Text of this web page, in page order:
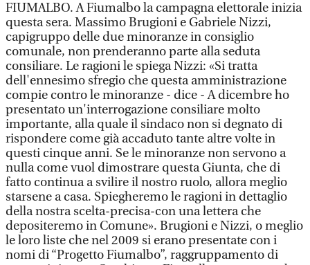
FIUMALBO. A Fiumalbo la campagna elettorale inizia
questa sera. Massimo Brugioni e Gabriele Nizzi,
capigruppo delle due minoranze in consiglio
comunale, non prenderanno parte alla seduta
consiliare. Le ragioni le spiega Nizzi: «Si tratta
dell'ennesimo sfregio che questa amministrazione
compie contro le minoranze - dice - A dicembre ho
presentato un'interrogazione consiliare molto
importante, alla quale il sindaco non si degnato di
rispondere come già accaduto tante altre volte in
questi cinque anni. Se le minoranze non servono a
nulla come vuol dimostrare questa Giunta, che di
fatto continua a svilire il nostro ruolo, allora meglio
starsene a casa. Spiegheremo le ragioni in dettaglio
della nostra scelta-precisa-con una lettera che
depositeremo in Comune». Brugioni e Nizzi, o meglio
le loro liste che nel 2009 si erano presentate con i
nomi di “Progetto Fiumalbo”, raggruppamento di